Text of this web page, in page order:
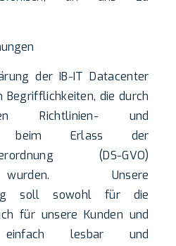
der IB-IT Datacenter
Begrifflichkeiten, die durch
Richtlinien- und
beim Erlass der
(DS-GVO)
Unsere
soll sowohl für die
für unsere Kunden und
einfach lesbar und